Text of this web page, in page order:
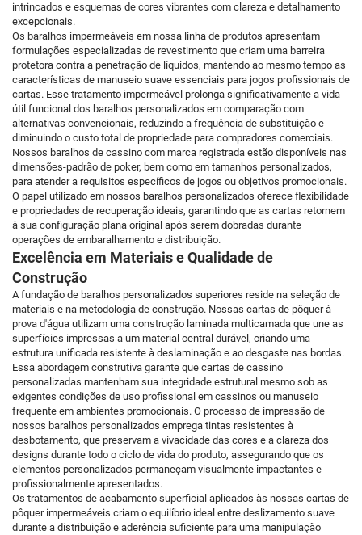
intrincados e esquemas de cores vibrantes com clareza e detalhamento
excepcionais.
Os baralhos impermeáveis em nossa linha de produtos apresentam
formulações especializadas de revestimento que criam uma barreira
protetora contra a penetração de líquidos, mantendo ao mesmo tempo as
características de manuseio suave essenciais para jogos profissionais de
cartas. Esse tratamento impermeável prolonga significativamente a vida
útil funcional dos baralhos personalizados em comparação com
alternativas convencionais, reduzindo a frequência de substituição e
diminuindo o custo total de propriedade para compradores comerciais.
Nossos baralhos de cassino com marca registrada estão disponíveis nas
dimensões-padrão de poker, bem como em tamanhos personalizados,
para atender a requisitos específicos de jogos ou objetivos promocionais.
O papel utilizado em nossos baralhos personalizados oferece flexibilidade
e propriedades de recuperação ideais, garantindo que as cartas retornem
à sua configuração plana original após serem dobradas durante
operações de embaralhamento e distribuição.
Excelência em Materiais e Qualidade de
Construção
A fundação de baralhos personalizados superiores reside na seleção de
materiais e na metodologia de construção. Nossas cartas de pôquer à
prova d'água utilizam uma construção laminada multicamada que une as
superfícies impressas a um material central durável, criando uma
estrutura unificada resistente à deslaminação e ao desgaste nas bordas.
Essa abordagem construtiva garante que cartas de cassino
personalizadas mantenham sua integridade estrutural mesmo sob as
exigentes condições de uso profissional em cassinos ou manuseio
frequente em ambientes promocionais. O processo de impressão de
nossos baralhos personalizados emprega tintas resistentes à
desbotamento, que preservam a vivacidade das cores e a clareza dos
designs durante todo o ciclo de vida do produto, assegurando que os
elementos personalizados permaneçam visualmente impactantes e
profissionalmente apresentados.
Os tratamentos de acabamento superficial aplicados às nossas cartas de
pôquer impermeáveis criam o equilíbrio ideal entre deslizamento suave
durante a distribuição e aderência suficiente para uma manipulação